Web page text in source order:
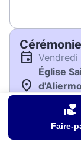
Faire-
Église
76510